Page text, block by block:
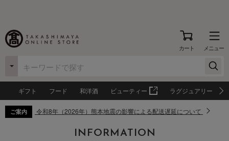
カート メニュー
ギフト フード 和洋酒 ビューティー ラグジュアリー
ご案内 令和8年（2026年）熊本地震の影響による配送遅延について
INFORMATION